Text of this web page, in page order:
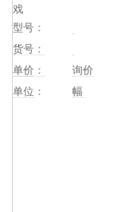
戏
型号：
货号：
单价 ：
询价
单位 ： 幅